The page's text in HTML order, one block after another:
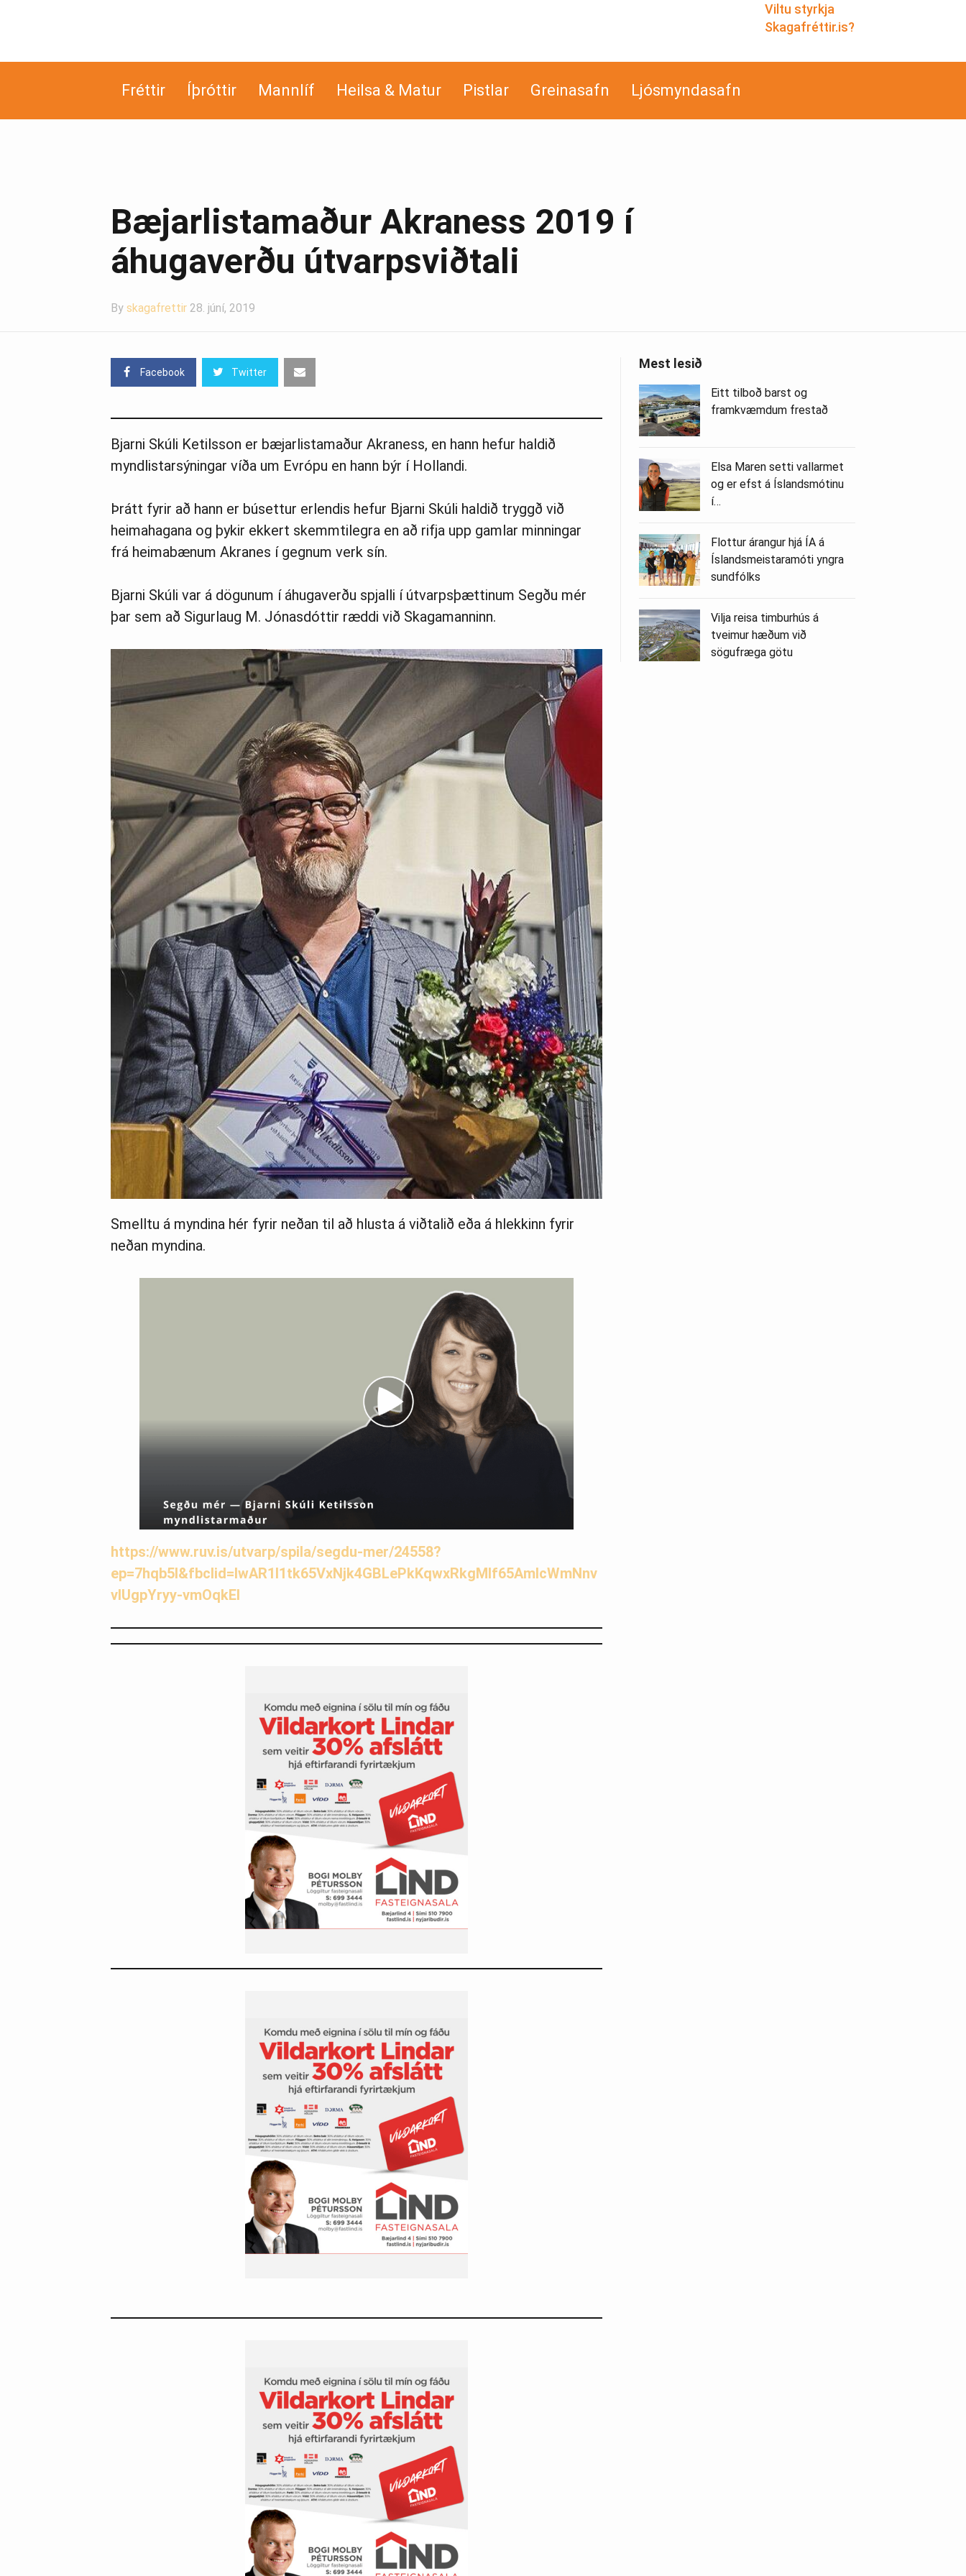
Viltu styrkja
Skagafréttir.is?
Fréttir Íþróttir Mannlíf Heilsa & Matur Pistlar Greinasafn Ljósmyndasafn
Bæjarlistamaður Akraness 2019 í
áhugaverðu útvarpsviðtali
By skagafrettir 28. júní, 2019
Facebook Twitter
Bjarni Skúli Ketilsson er bæjarlistamaður Akraness, en hann hefur haldið
myndlistarsýningar víða um Evrópu en hann býr í Hollandi.
Þrátt fyrir að hann er búsettur erlendis hefur Bjarni Skúli haldið tryggð við
heimahagana og þykir ekkert skemmtilegra en að rifja upp gamlar minningar
frá heimabænum Akranes í gegnum verk sín.
Bjarni Skúli var á dögunum í áhugaverðu spjalli í útvarpsþættinum Segðu mér
þar sem að Sigurlaug M. Jónasdóttir ræddi við Skagamanninn.
Smelltu á myndina hér fyrir neðan til að hlusta á viðtalið eða á hlekkinn fyrir
neðan myndina.
https://www.ruv.is/utvarp/spila/segdu-mer/24558?
ep=7hqb5l&fbclid=IwAR1I1tk65VxNjk4GBLePkKqwxRkgMlf65AmIcWmNnv
vIUgpYryy-vmOqkEI
Mest lesið
Eitt tilboð barst og
framkvæmdum frestað
Elsa Maren setti vallarmet
og er efst á Íslandsmótinu
í…
Flottur árangur hjá ÍA á
Íslandsmeistaramóti yngra
sundfólks
Vilja reisa timburhús á
tveimur hæðum við
sögufræga götu